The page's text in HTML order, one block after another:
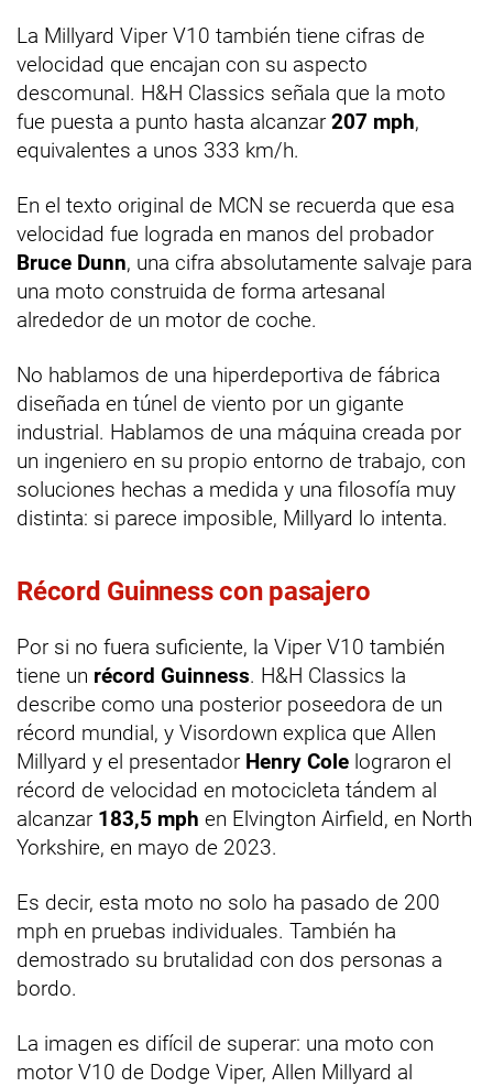
La Millyard Viper V10 también tiene cifras de
velocidad que encajan con su aspecto
descomunal. H&H Classics señala que la moto
fue puesta a punto hasta alcanzar 207 mph,
equivalentes a unos 333 km/h.
En el texto original de MCN se recuerda que esa
velocidad fue lograda en manos del probador
Bruce Dunn, una cifra absolutamente salvaje para
una moto construida de forma artesanal
alrededor de un motor de coche.
No hablamos de una hiperdeportiva de fábrica
diseñada en túnel de viento por un gigante
industrial. Hablamos de una máquina creada por
un ingeniero en su propio entorno de trabajo, con
soluciones hechas a medida y una filosofía muy
distinta: si parece imposible, Millyard lo intenta.
Récord Guinness con pasajero
Por si no fuera suficiente, la Viper V10 también
tiene un récord Guinness. H&H Classics la
describe como una posterior poseedora de un
récord mundial, y Visordown explica que Allen
Millyard y el presentador Henry Cole lograron el
récord de velocidad en motocicleta tándem al
alcanzar 183,5 mph en Elvington Airfield, en North
Yorkshire, en mayo de 2023.
Es decir, esta moto no solo ha pasado de 200
mph en pruebas individuales. También ha
demostrado su brutalidad con dos personas a
bordo.
La imagen es difícil de superar: una moto con
motor V10 de Dodge Viper, Allen Millyard al